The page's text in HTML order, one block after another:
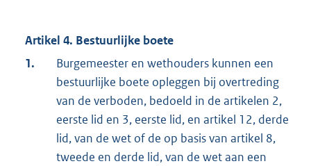
Artikel 4. Bestuurlijke boete
1.
Burgemeester en wethouders kunnen een
bestuurlijke boete opleggen bij overtreding
van de verboden, bedoeld in de artikelen 2,
eerste lid en 3, eerste lid, en artikel 12, derde
lid, van de wet of de op basis van artikel 8,
tweede en derde lid, van de wet aan een